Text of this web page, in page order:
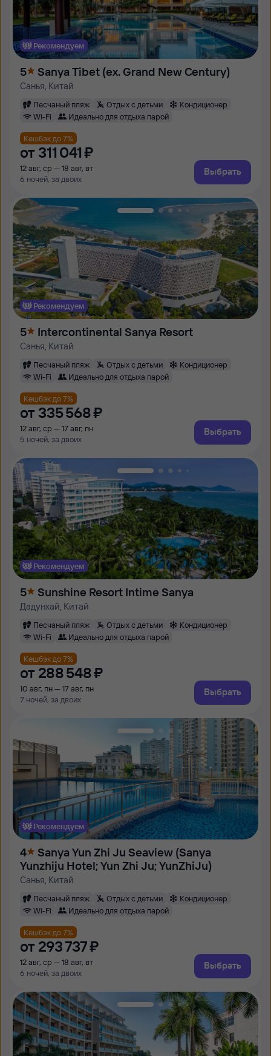
Рекомендуем
5 Sanya Tibet (ex. Grand New Century)
Санья, Китай
Песчаный пляж Отдых с детьми
Кондиционер
Wi-Fi
Идеально для отдыха парой
Кешбэк до 7%
от 311 ⁠041 ⁠₽
12 авг, ср — 18 авг, вт
6 ночей, за двоих
Выбрать
Рекомендуем
5 Intercontinental Sanya Resort
Санья, Китай
Песчаный пляж Отдых с детьми
Кондиционер
Wi-Fi
Идеально для отдыха парой
Кешбэк до 7%
от 335 ⁠568 ⁠₽
12 авг, ср — 17 авг, пн
5 ночей, за двоих
Выбрать
Рекомендуем
5 Sunshine Resort Intime Sanya
Дадунхай, Китай
Песчаный пляж Отдых с детьми
Кондиционер
Wi-Fi
Идеально для отдыха парой
Кешбэк до 7%
от 288 ⁠548 ⁠₽
10 авг, пн — 17 авг, пн
7 ночей, за двоих
Выбрать
Рекомендуем
4
Sanya Yun Zhi Ju Seaview (Sanya
Yunzhiju Hotel; Yun Zhi Ju; YunZhiJu)
Санья, Китай
Песчаный пляж Отдых с детьми
Кондиционер
Wi-Fi
Идеально для отдыха парой
Кешбэк до 7%
от 293 ⁠737 ⁠₽
12 авг, ср — 18 авг, вт
6 ночей, за двоих
Выбрать